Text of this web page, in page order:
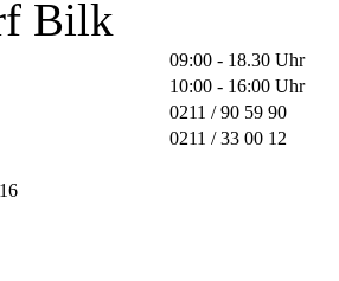
Bilk
09:00 - 18.30 Uhr
10:00 - 16:00 Uhr
0211 / 90 59 90
0211 / 33 00 12